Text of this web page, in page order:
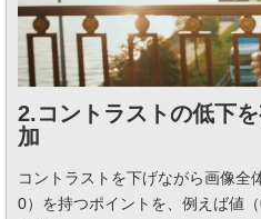
2.コントラストの低下
加
コントラストを下げながら画像全
0）を持つポイントを、例えば値